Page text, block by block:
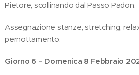
Pietore, scollinando dal Passo Padon.
Assegnazione stanze, stretching,
pernottamento.
Giorno 6 – Domenica 8 Febbraio